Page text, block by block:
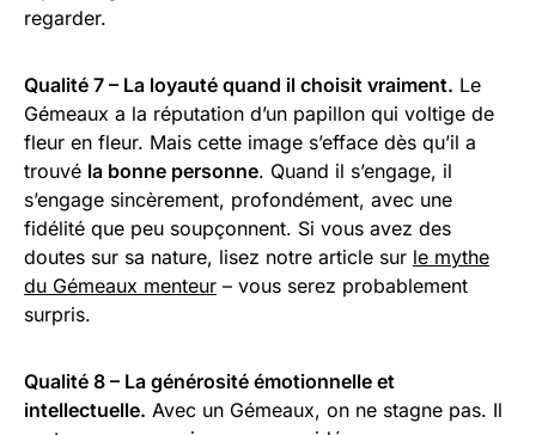
regarder.
Qualité 7 – La loyauté quand il choisit vraiment. Le
Gémeaux a la réputation d’un papillon qui voltige de
fleur en fleur. Mais cette image s’efface dès qu’il a
trouvé la bonne personne. Quand il s’engage, il
s’engage sincèrement, profondément, avec une
fidélité que peu soupçonnent. Si vous avez des
doutes sur sa nature, lisez notre article sur le mythe
du Gémeaux menteur – vous serez probablement
surpris.
Qualité 8 – La générosité émotionnelle et
intellectuelle. Avec un Gémeaux, on ne stagne pas. Il